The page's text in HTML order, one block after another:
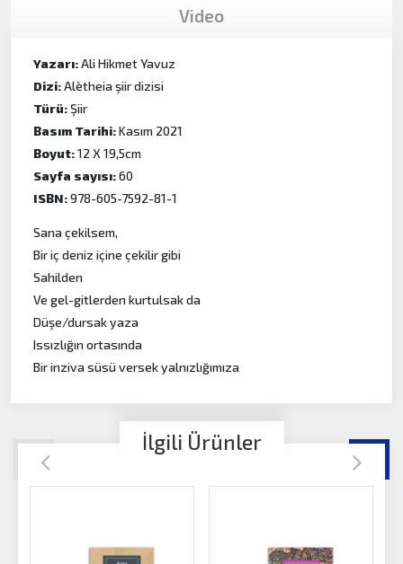
Video
Yazarı:Ali Hikmet Yavuz
Dizi:Alètheia şiir dizisi
Türü:Şiir
Basım Tarihi:Kasım 2021
Boyut:12 X 19,5cm
Sayfa sayısı:60
ISBN:978-605-7592-81-1
Sana çekilsem,
Bir iç deniz içine çekilir gibi
Sahilden
Ve gel-gitlerden kurtulsak da
Düşe/dursak yaza
Issızlığın ortasında
Bir inziva süsü versek yalnızlığımıza
İlgili Ürünler